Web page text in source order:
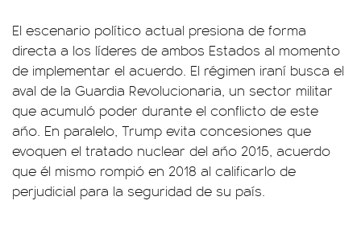
El escenario político actual presiona de forma
directa a los líderes de ambos Estados al momento
de implementar el acuerdo. El régimen iraní busca el
aval de la Guardia Revolucionaria, un sector militar
que acumuló poder durante el conflicto de este
año. En paralelo, Trump evita concesiones que
evoquen el tratado nuclear del año 2015, acuerdo
que él mismo rompió en 2018 al calificarlo de
perjudicial para la seguridad de su país.